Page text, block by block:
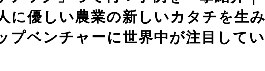
に優しい農業の新しいカタチを生み
プベンチャーに世界中が注目してい